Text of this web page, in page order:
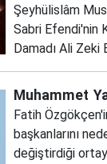
Şeyhülislâm
Sabri Efendi'nin
Damadı Ali Zeki
Muhammet
Fatih
başkanlarını
değiştirdiği